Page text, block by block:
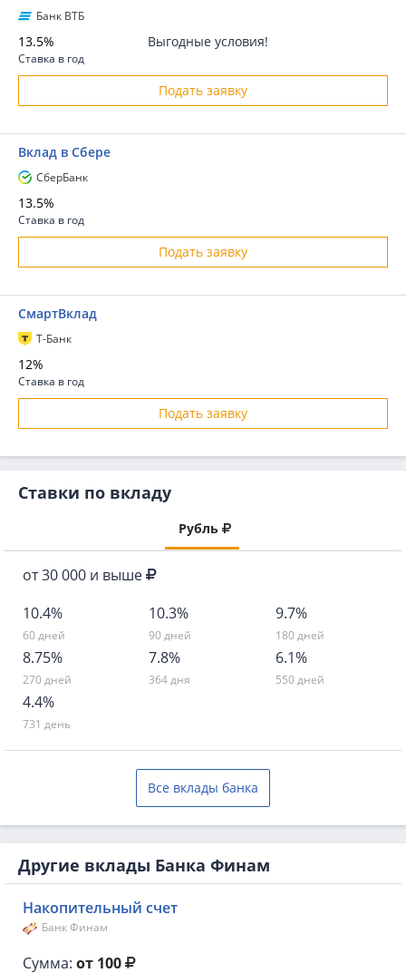
Банк ВТБ
13.5%
Ставка в год
Выгодные условия!
Подать заявку
Вклад в Сбере
СберБанк
13.5%
Ставка в год
Подать заявку
СмартВклад
Т-Банк
12%
Ставка в год
Подать заявку
Ставки по вкладу
Рубль
от 30 000 и выше
10.4%
60 дней
10.3%
90 дней
9.7%
180 дней
8.75%
270 дней
7.8%
364 дня
6.1%
550 дней
4.4%
731 день
Все вклады банка
Другие вклады Банка Финам
Накопительный счет
Банк Финам
Сумма: от 100